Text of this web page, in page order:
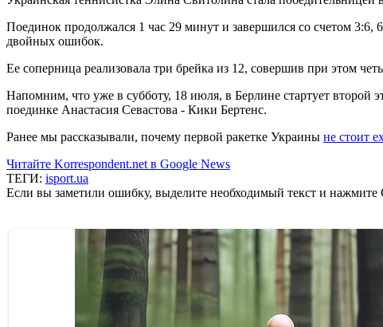
Поединок продолжался 1 час 29 минут и завершился со счетом 3:6,
двойных ошибок.
Ее соперница реализовала три брейка из 12, совершив при этом
Напомним, что уже в субботу, 18 июля, в Берлине стартует второй
поединке Анастасия Севастова - Кики Бертенс.
Ранее мы рассказывали, почему первой ракетке Украины не стоит
Читайте Korrespondent.net в Google News
ТЕГИ: isport.ua
Если вы заметили ошибку, выделите необходимый текст и